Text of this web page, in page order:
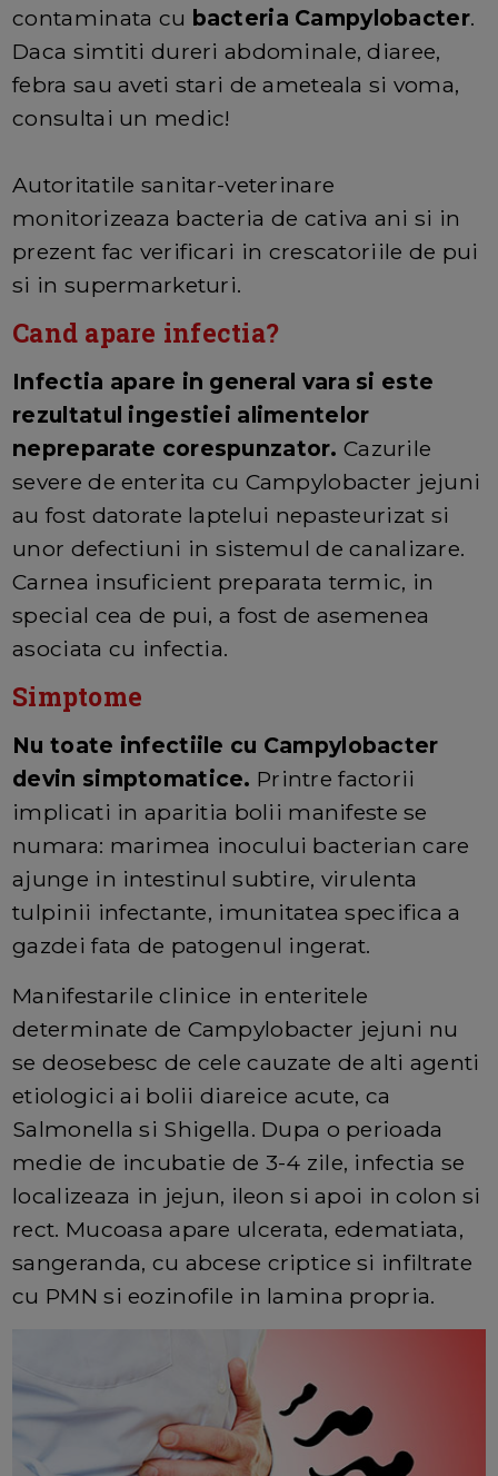
contaminata cu bacteria Campylobacter.
Daca simtiti dureri abdominale, diaree,
febra sau aveti stari de ameteala si voma,
consultai un medic!
Autoritatile sanitar-veterinare
monitorizeaza bacteria de cativa ani si in
prezent fac verificari in crescatoriile de pui
si in supermarketuri.
Cand apare infectia?
Infectia apare in general vara si este
rezultatul ingestiei alimentelor
nepreparate corespunzator. Cazurile
severe de enterita cu Campylobacter jejuni
au fost datorate laptelui nepasteurizat si
unor defectiuni in sistemul de canalizare.
Carnea insuficient preparata termic, in
special cea de pui, a fost de asemenea
asociata cu infectia.
Simptome
Nu toate infectiile cu Campylobacter
devin simptomatice. Printre factorii
implicati in aparitia bolii manifeste se
numara: marimea inocului bacterian care
ajunge in intestinul subtire, virulenta
tulpinii infectante, imunitatea specifica a
gazdei fata de patogenul ingerat.
Manifestarile clinice in enteritele
determinate de Campylobacter jejuni nu
se deosebesc de cele cauzate de alti agenti
etiologici ai bolii diareice acute, ca
Salmonella si Shigella. Dupa o perioada
medie de incubatie de 3-4 zile, infectia se
localizeaza in jejun, ileon si apoi in colon si
rect. Mucoasa apare ulcerata, edematiata,
sangeranda, cu abcese criptice si infiltrate
cu PMN si eozinofile in lamina propria.